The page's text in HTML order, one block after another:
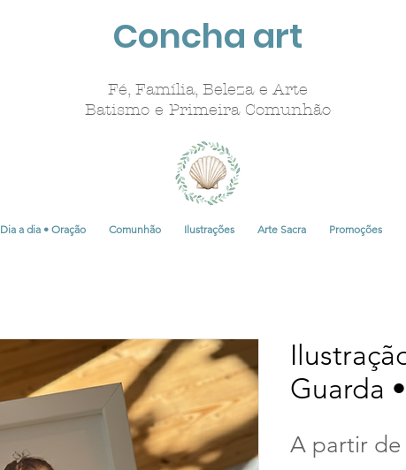
Concha art
Fé, Família, Beleza e Arte
Batismo e Primeira Comunhão
Dia a dia • Oração Comunhão Ilustrações Arte Sacra Promoções
Guarda
A partir de